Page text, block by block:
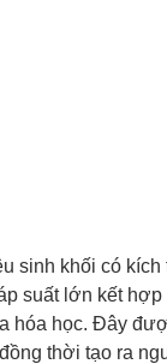
sinh khối có
suất lớn kết hợp
hóa học. Đây
thời tạo ra